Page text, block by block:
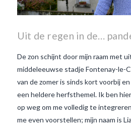
Uit de regen in de…
De zon schijnt door mijn raam met
middeleeuwse stadje Fontenay-le-
van de zomer is sinds kort voorbij
een heldere herfsthemel. Ik ben
op weg om me volledig te integreren
me even voorstellen; mijn naam is